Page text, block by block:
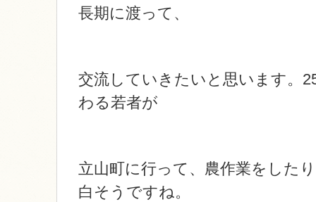
長期に渡って、
交流していきたいと思います。
わる若者が
立山町に行って、農作業をした
白そうですね。